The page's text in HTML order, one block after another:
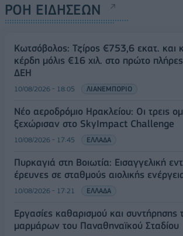
ΡΟΗ ΕΙΔΗΣΕΩΝ
Κωτσόβολος: Τζίρος €753,6 εκατ. και
κέρδη μόλις €16 χιλ. στο πρώτο
ΔΕΗ
10/08/2026 - 18:05 ΛΙΑΝΕΜΠΟΡΙΟ
Νέο αεροδρόμιο Ηρακλείου: Οι τρεις
ξεχώρισαν στο SkyImpact Challenge
10/08/2026 - 17:45 ΕΛΛΑΔΑ
Πυρκαγιά στη Βοιωτία: Εισαγγελική
έρευνες σε σταθμούς αιολικής
10/08/2026 - 17:21 ΕΛΛΑΔΑ
Εργασίες καθαρισμού και συντήρησης
μαρμάρων του Παναθηναϊκού Σταδίου